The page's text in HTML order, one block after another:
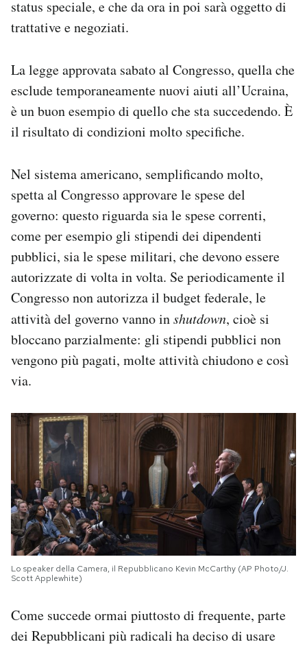
status speciale, e che da ora in poi sarà oggetto di
trattative e negoziati.
La legge approvata sabato al Congresso, quella che
esclude temporaneamente nuovi aiuti all’Ucraina,
è un buon esempio di quello che sta succedendo. È
il risultato di condizioni molto specifiche.
Nel sistema americano, semplificando molto,
spetta al Congresso approvare le spese del
governo: questo riguarda sia le spese correnti,
come per esempio gli stipendi dei dipendenti
pubblici, sia le spese militari, che devono essere
autorizzate di volta in volta. Se periodicamente il
Congresso non autorizza il budget federale, le
attività del governo vanno inshutdown, cioè si
bloccano parzialmente: gli stipendi pubblici non
vengono più pagati, molte attività chiudono e così
via.
Lo speaker della Camera, il Repubblicano Kevin McCarthy (AP Photo/J.
Scott Applewhite)
Come succede ormai piuttosto di frequente, parte
dei Repubblicani più radicali ha deciso di usare